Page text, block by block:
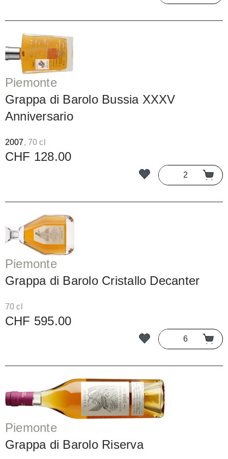
Piemonte
Grappa di Barolo Bussia XXXV
Anniversario
2007, 70 cl
CHF 128.00
Piemonte
Grappa di Barolo Cristallo Decanter
70 cl
CHF 595.00
Piemonte
Grappa di Barolo Riserva